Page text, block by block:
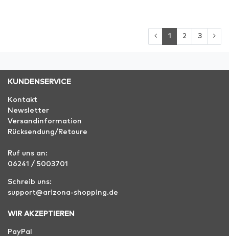
1 2 3
KUNDENSERVICE
Kontakt
Newsletter
Versandinformation
Rücksendung/Retoure
Ruf uns an:
06241 / 5003701
Schreib uns:
support@arizona-shopping.de
WIR AKZEPTIEREN
PayPal